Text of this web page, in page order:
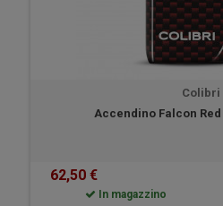
Colibri
Accendino Falcon
62,50 €
In magazzino